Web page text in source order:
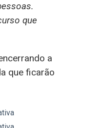
que
a
que ficarão